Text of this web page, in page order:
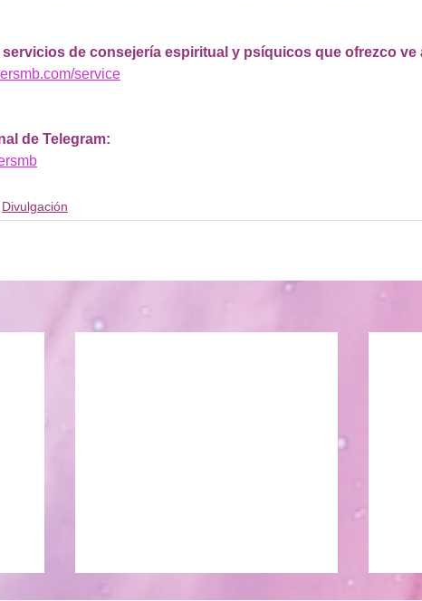
servicios de consejería espiritual y psíquicos que ofrezco ve
service
de Telegram:
Divulgación